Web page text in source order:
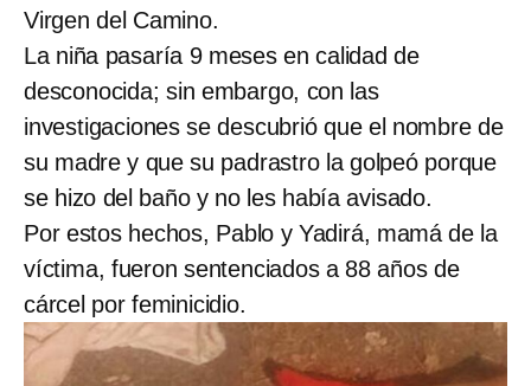
Virgen del Camino.
La niña pasaría 9 meses en calidad de
desconocida; sin embargo, con las
investigaciones se descubrió que el nombre de
su madre y que su padrastro la golpeó porque
se hizo del baño y no les había avisado.
Por estos hechos, Pablo y Yadirá, mamá de la
víctima, fueron sentenciados a 88 años de
cárcel por feminicidio.